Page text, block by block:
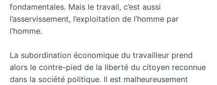
fondamentales. Mais le travail, c’est aussi
l’asservissement, l’exploitation de l’homme par
l’homme.
La subordination économique du travailleur prend
alors le contre-pied de la liberté du citoyen reconnue
dans la société politique. Il est malheureusement